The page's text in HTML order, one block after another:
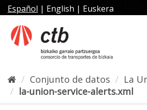
al
contenido
Español | English | Euskera
Conjunto de datos
La
la-union-service-alerts.xml